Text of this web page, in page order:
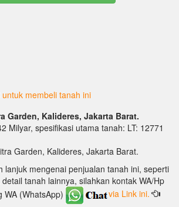
membeli tanah ini
Garden, Kalideres, Jakarta Barat.
Milyar, spesifikasi utama tanah: LT: 12771
Garden, Kalideres, Jakarta Barat.
lanjuk mengenai penjualan tanah ini, seperti
tanah lainnya, silahkan kontak WA/Hp
WA (WhatsApp)
via Link ini.